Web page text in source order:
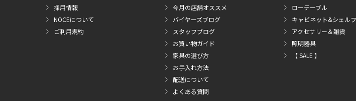
採用情報
NOCEについて
ご利用規約
今月の店舗オススメ
バイヤーズブログ
スタッフブログ
お買い物ガイド
家具の選び方
お手入れ方法
配送について
よくある質問
ローテーブル
キャビネット&シェルフ
アクセサリー＆雑貨
照明器具
【 SALE 】